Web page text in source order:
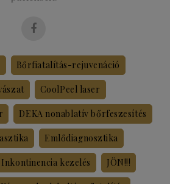
Bőrfiatalítás-rejuvenáció
CoolPeel laser
DEKA nonablatív bőrfeszesítés
Emlődiagnosztika
Inkontinencia kezelés JÖN!!!